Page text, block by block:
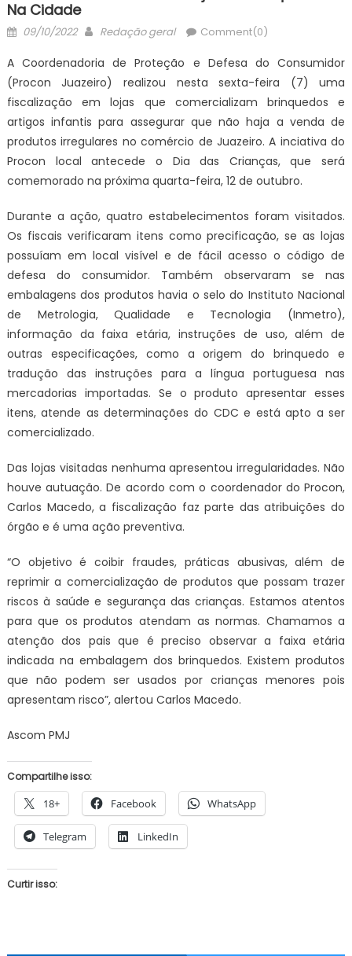
Na Cidade
Posted
09/10/2022 Author
Redação geral Comment(0)
A Coordenadoria de Proteção e Defesa do Consumidor
(Procon Juazeiro) realizou nesta sexta-feira (7) uma
fiscalização em lojas que comercializam brinquedos e
artigos infantis para assegurar que não haja a venda de
produtos irregulares no comércio de Juazeiro. A inciativa do
Procon local antecede o Dia das Crianças, que será
comemorado na próxima quarta-feira, 12 de outubro.
Durante a ação, quatro estabelecimentos foram visitados.
Os fiscais verificaram itens como precificação, se as lojas
possuíam em local visível e de fácil acesso o código de
defesa do consumidor. Também observaram se nas
embalagens dos produtos havia o selo do Instituto Nacional
de Metrologia, Qualidade e Tecnologia (Inmetro),
informação da faixa etária, instruções de uso, além de
outras especificações, como a origem do brinquedo e
tradução das instruções para a língua portuguesa nas
mercadorias importadas. Se o produto apresentar esses
itens, atende as determinações do CDC e está apto a ser
comercializado.
Das lojas visitadas nenhuma apresentou irregularidades. Não
houve autuação. De acordo com o coordenador do Procon,
Carlos Macedo, a fiscalização faz parte das atribuições do
órgão e é uma ação preventiva.
“O objetivo é coibir fraudes, práticas abusivas, além de
reprimir a comercialização de produtos que possam trazer
riscos à saúde e segurança das crianças. Estamos atentos
para que os produtos atendam as normas. Chamamos a
atenção dos pais que é preciso observar a faixa etária
indicada na embalagem dos brinquedos. Existem produtos
que não podem ser usados por crianças menores pois
apresentam risco”, alertou Carlos Macedo.
Ascom PMJ
Compartilhe isso:
18+ Facebook WhatsApp
Telegram LinkedIn
Curtir isso: